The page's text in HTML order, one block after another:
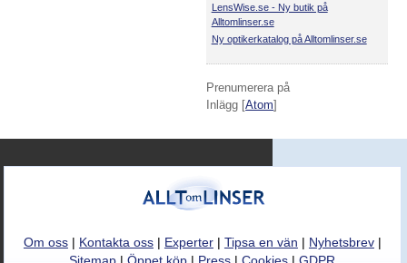
LensWise.se - Ny butik på
Alltomlinser.se
Ny optikerkatalog på Alltomlinser.se
Prenumerera på
Inlägg [Atom]
Om oss| Kontakta oss| Experter| Tipsa en vän | Nyhetsbrev|
Sitemap |Öppet köp | Press |Cookies |GDPR